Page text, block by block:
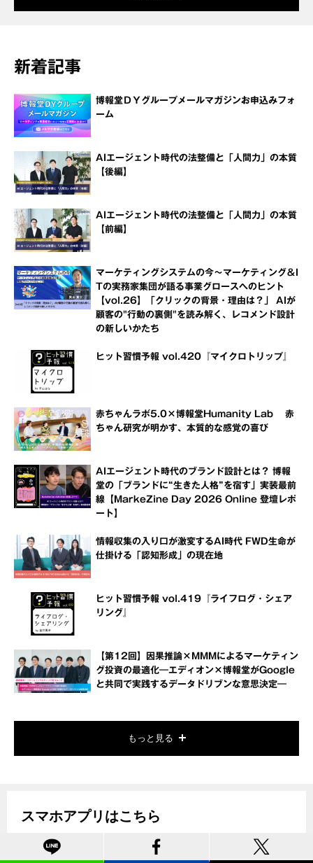
新着記事
博報堂ＤＹグループメールマガジンお申込みフォ
ーム
AIエージェント時代の法整備と「人間力」の本質
【後編】
AIエージェント時代の法整備と「人間力」の本質
【前編】
マーケティングシステムの今～マーケティング＆I
Tの実務家集団が語る事業グロースへのヒント
【vol.26】「クリックの背景・理由は？」 AIが
顧客の"行動の裏側"を読み解く、レコメンド設計
の新しいかたち
ヒット習慣予報 vol.420『マイクロトリップ』
赤ちゃんラボ5.0×博報堂Humanity Lab 赤
ちゃん研究が明かす、本質的な感覚の喜び
AIエージェント時代のブランド設計とは？ 博報
堂の「ブランドに“生きた人格”を宿す」実装最前
線【MarkeZine Day 2026 Online 登壇レポ
ート】
情報収集の入り口が激変するAI時代 FWD生命が
仕掛ける「認知形成」の現在地
ヒット習慣予報 vol.419『ライフログ・シェア
リング』
【第12回】因果推論×MMMによるマーケティン
グ投資の最適化―エディオン×博報堂がGoogle
と共同で実践するデータドリブンな意思決定―
もっと見る
スマホアプリはこちら
データドリブンマーケティングに関する最新情報をいち早くお届
けします。是非ご利用ください。